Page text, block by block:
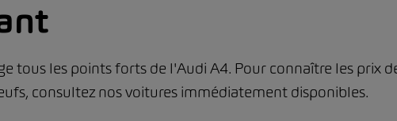
tous les points forts de l'Audi A4. Pour connaître les prix
consultez nos voitures immédiatement disponibles.